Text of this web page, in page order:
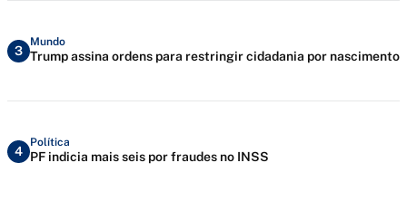
3
Mundo
Trump assina ordens para restringir cidadania por nascimento
4
Política
PF indicia mais seis por fraudes no INSS